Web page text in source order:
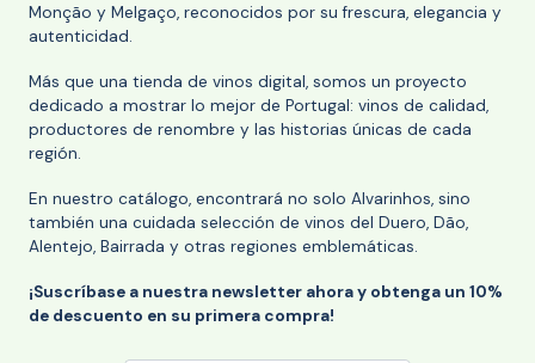
Monção y Melgaço, reconocidos por su frescura, elegancia y
autenticidad.
Más que una tienda de vinos digital, somos un proyecto
dedicado a mostrar lo mejor de Portugal: vinos de calidad,
productores de renombre y las historias únicas de cada
región.
En nuestro catálogo, encontrará no solo Alvarinhos, sino
también una cuidada selección de vinos del Duero, Dão,
Alentejo, Bairrada y otras regiones emblemáticas.
¡Suscríbase a nuestra newsletter ahora y obtenga un 10%
de descuento en su primera compra!